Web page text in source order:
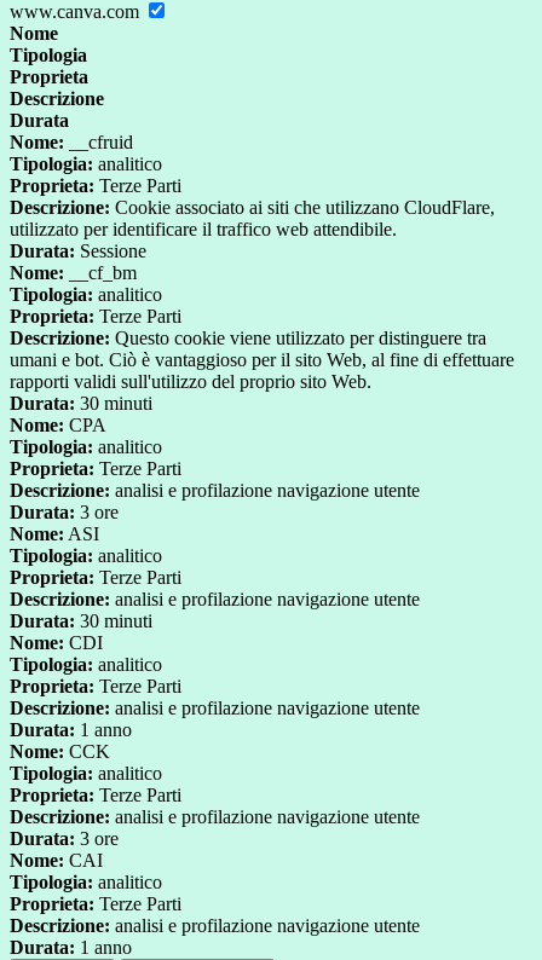
www.canva.com
Nome
Tipologia
Proprieta
Descrizione
Durata
Nome: __cfruid
Tipologia: analitico
Proprieta: Terze Parti
Descrizione: Cookie associato ai siti che utilizzano CloudFlare,
utilizzato per identificare il traffico web attendibile.
Durata: Sessione
Nome: __cf_bm
Tipologia: analitico
Proprieta: Terze Parti
Descrizione: Questo cookie viene utilizzato per distinguere tra
umani e bot. Ciò è vantaggioso per il sito Web, al fine di effettuare
rapporti validi sull'utilizzo del proprio sito Web.
Durata: 30 minuti
Nome: CPA
Tipologia: analitico
Proprieta: Terze Parti
Descrizione: analisi e profilazione navigazione utente
Durata: 3 ore
Nome: ASI
Tipologia: analitico
Proprieta: Terze Parti
Descrizione: analisi e profilazione navigazione utente
Durata: 30 minuti
Nome: CDI
Tipologia: analitico
Proprieta: Terze Parti
Descrizione: analisi e profilazione navigazione utente
Durata: 1 anno
Nome: CCK
Tipologia: analitico
Proprieta: Terze Parti
Descrizione: analisi e profilazione navigazione utente
Durata: 3 ore
Nome: CAI
Tipologia: analitico
Proprieta: Terze Parti
Descrizione: analisi e profilazione navigazione utente
Durata: 1 anno